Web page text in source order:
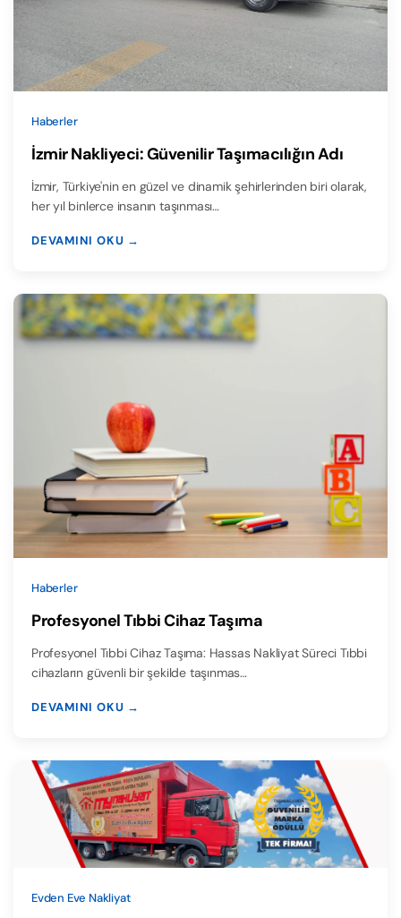
Haberler
İzmir Nakliyeci: Güvenilir Taşımacılığın Adı
İzmir, Türkiye'nin en güzel ve dinamik şehirlerinden biri olarak,
her yıl binlerce insanın taşınması…
DEVAMINI OKU →
Haberler
Profesyonel Tıbbi Cihaz Taşıma
Profesyonel Tıbbi Cihaz Taşıma: Hassas Nakliyat Süreci Tıbbi
cihazların güvenli bir şekilde taşınmas…
DEVAMINI OKU →
Evden Eve Nakliyat